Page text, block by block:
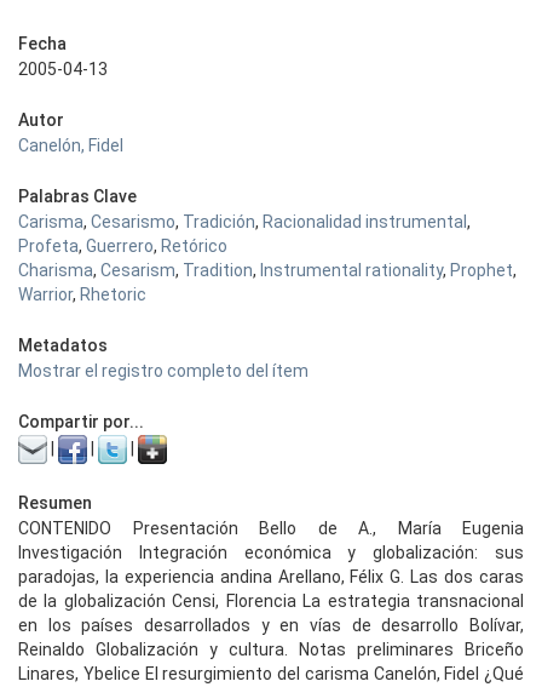
Fecha
2005-04-13
Autor
Canelón, Fidel
Palabras Clave
Carisma, Cesarismo, Tradición, Racionalidad instrumental ,
Profeta, Guerrero, Retórico
Charisma, Cesarism, Tradition, Instrumental rationality, Prophet,
Warrior, Rhetoric
Metadatos
Mostrar el registro completo del ítem
Compartir por...
Resumen
CONTENIDO Presentación Bello de A., María Eugenia
Investigación Integración económica y globalización: sus
paradojas, la experiencia andina Arellano, Félix G. Las dos caras
de la globalización Censi, Florencia La estrategia transnacional
en los países desarrollados y en vías de desarrollo Bolívar,
Reinaldo Globalización y cultura. Notas preliminares Briceño
Linares, Ybelice El resurgimiento del carisma Canelón, Fidel ¿Qué